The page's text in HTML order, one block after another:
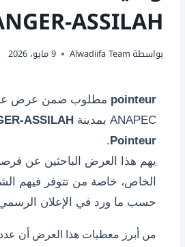
ASSILAH
بواسطةAlwadiifa Team 9 مايو، 2026
pointeur مطلوب ضمن عرض
ANAPEC بمدينة
ASSILAH
Pointeur
.
يهم هذا العرض الباحثين عن
الخاص، خاصة من تتوفر فيهم
حسب ما ورد في الإعلان
من أبرز معطيات هذا العرض أن